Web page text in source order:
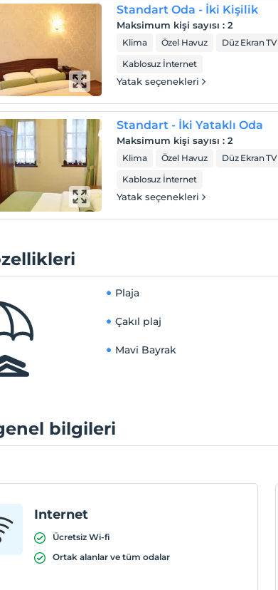
Standart Oda - İki Kişilik
Maksimum kişi sayısı :2
Klima Özel Havuz Düz Ekran TV
Kablosuz İnternet
Yatak seçenekleri
Standart - İki Yataklı Oda
Maksimum kişi sayısı :2
Klima Özel Havuz Düz Ekran TV
Kablosuz İnternet
Yatak seçenekleri
Plaja
Çakıl plaj
Mavi Bayrak
bilgileri
Internet
Ücretsiz Wi-fi
Ortak alanlar ve tüm odalar